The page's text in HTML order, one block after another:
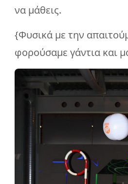
να μάθεις.
{Φυσικά με την
φορούσαμε γάντια και